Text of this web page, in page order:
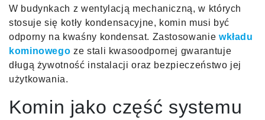
W budynkach z wentylacją mechaniczną, w których
stosuje się kotły kondensacyjne, komin musi być
odporny na kwaśny kondensat. Zastosowanie wkładu
kominowego ze stali kwasoodpornej gwarantuje
długą żywotność instalacji oraz bezpieczeństwo jej
użytkowania.
Komin jako część systemu